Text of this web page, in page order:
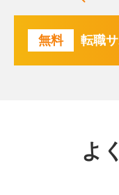
無料 転職
よ